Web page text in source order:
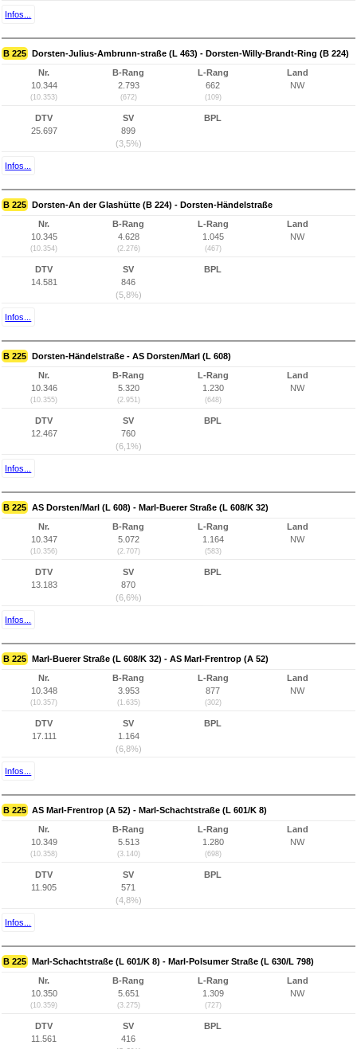
Infos...
B 225 Dorsten-Julius-Ambrunn-straße (L 463) - Dorsten-Willy-Brandt-Ring (B 224)
Nr.
10.344
(10.353)
B-Rang
2.793
(672)
L-Rang
662
(109)
Land
NW
DTV
25.697
SV
899
(3,5%)
BPL
Infos...
B 225 Dorsten-An der Glashütte (B 224) - Dorsten-Händelstraße
Nr.
10.345
(10.354)
B-Rang
4.628
(2.276)
L-Rang
1.045
(467)
Land
NW
DTV
14.581
SV
846
(5,8%)
BPL
Infos...
B 225 Dorsten-Händelstraße - AS Dorsten/Marl (L 608)
Nr.
10.346
(10.355)
B-Rang
5.320
(2.951)
L-Rang
1.230
(648)
Land
NW
DTV
12.467
SV
760
(6,1%)
BPL
Infos...
B 225 AS Dorsten/Marl (L 608) - Marl-Buerer Straße (L 608/K 32)
Nr.
10.347
(10.356)
B-Rang
5.072
(2.707)
L-Rang
1.164
(583)
Land
NW
DTV
13.183
SV
870
(6,6%)
BPL
Infos...
B 225 Marl-Buerer Straße (L 608/K 32) - AS Marl-Frentrop (A 52)
Nr.
10.348
(10.357)
B-Rang
3.953
(1.635)
L-Rang
877
(302)
Land
NW
DTV
17.111
SV
1.164
(6,8%)
BPL
Infos...
B 225 AS Marl-Frentrop (A 52) - Marl-Schachtstraße (L 601/K 8)
Nr.
10.349
(10.358)
B-Rang
5.513
(3.140)
L-Rang
1.280
(698)
Land
NW
DTV
11.905
SV
571
(4,8%)
BPL
Infos...
B 225 Marl-Schachtstraße (L 601/K 8) - Marl-Polsumer Straße (L 630/L 798)
Nr.
10.350
(10.359)
B-Rang
5.651
(3.275)
L-Rang
1.309
(727)
Land
NW
DTV
11.561
SV
416
BPL